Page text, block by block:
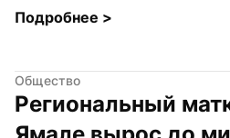
Подробнее >
Общество
Региональный